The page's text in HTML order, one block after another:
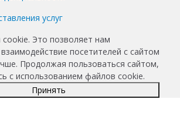
услуг
Это позволяет нам
посетителей с сайтом
Продолжая пользоваться сайтом,
с использованием файлов cookie.
Принять